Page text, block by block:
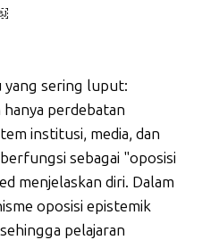
yang sering luput:
perdebatan
institusi, media, dan
sebagai "oposisi
menjelaskan diri. Dalam
oposisi epistemik
pelajaran